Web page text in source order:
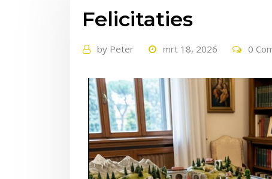
Felicitaties
by Peter mrt 18, 2026 0